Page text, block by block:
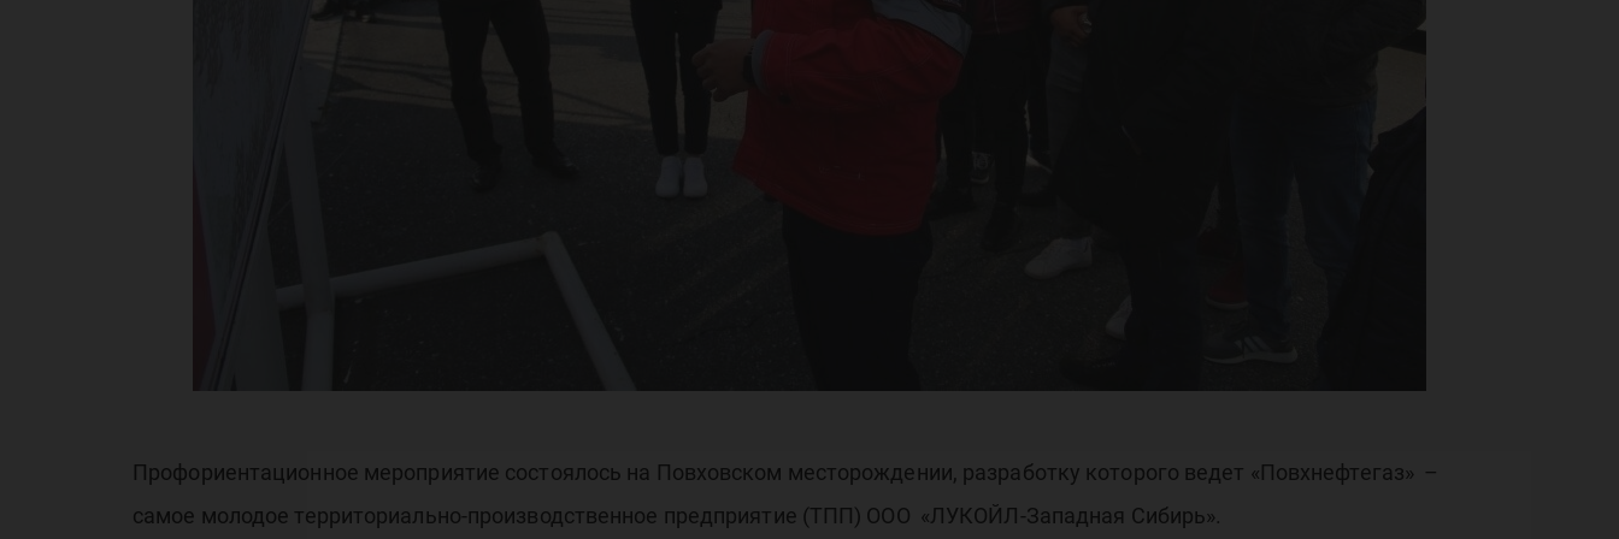
объекте
ООО
Профориентационное мероприятие состоялось на Повховском месторождении, разработку которого ведет «Повхнефтегаз» –
самое молодое территориально-производственное предприятие (ТПП) ООО «ЛУКОЙЛ-Западная Сибирь».